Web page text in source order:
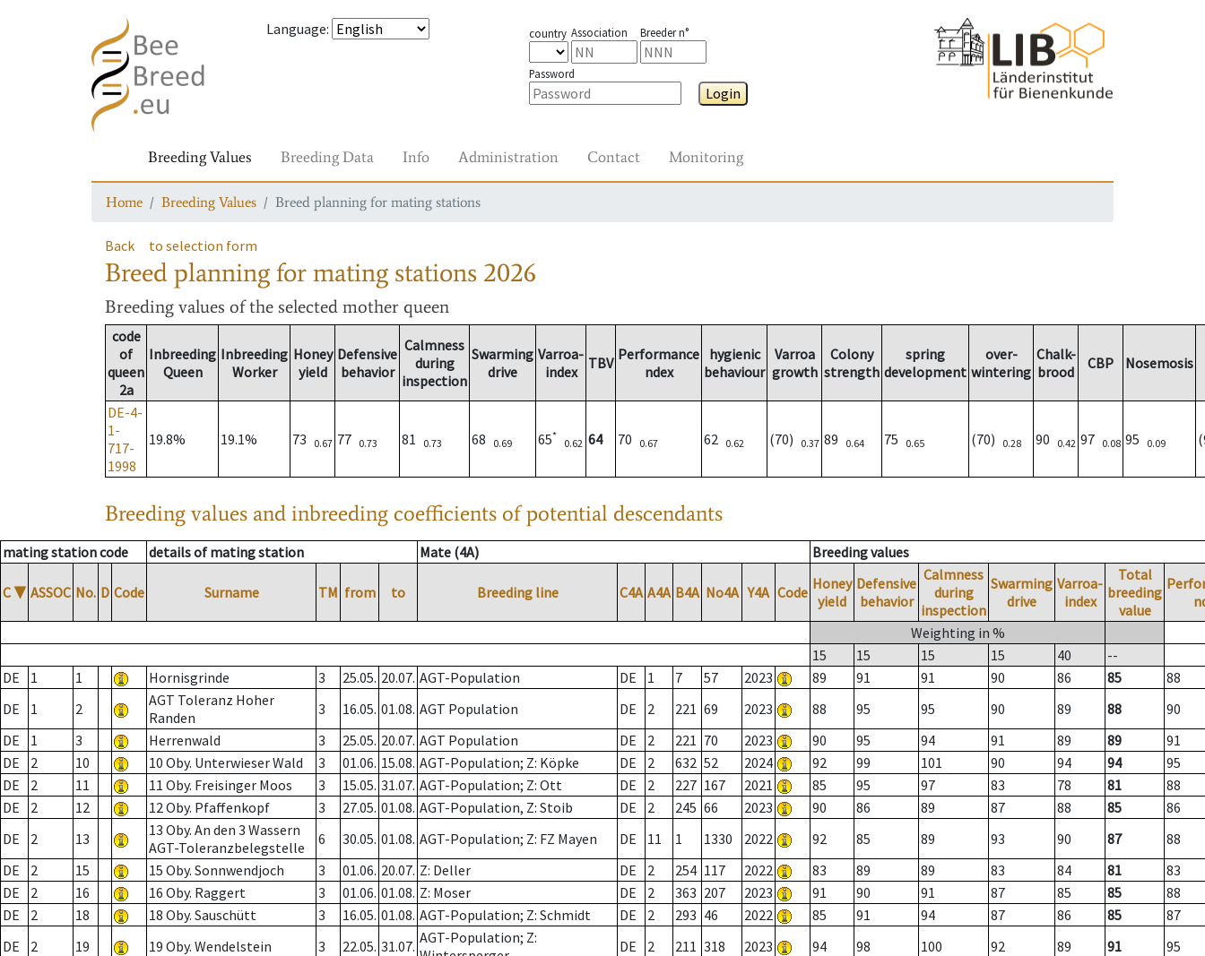
Language: country Association Breeder n°
Password
Login
Breeding Values Breeding Data Info Administration Contact Monitoring
Home Breeding Values Breed planning for mating stations
Back to selection form
Breed planning for mating stations 2026
Breeding values of the selected mother queen
code
of
queen
2a
Inbreeding
Queen
Inbreeding
Worker
Honey
yield
Defensive
behavior
Calmness
during
inspection
Swarming
drive
Varroa-
index
TBV Performance
ndex
hygienic
behaviour
Varroa
growth
Colony
strength
spring
development
over-
wintering
Chalk-
brood
CBP Nosemosis
DE-4-
1-
717-
1998
19.8% 19.1% 73 0.67 77 0.73 81 0.73 68 0.69 65*
0.62 64 70 0.67 62 0.62 (70) 0.37 89 0.64 75 0.65 (70) 0.28 90 0.42 97 0.08 95 0.09
Breeding values and inbreeding coefficients of potential descendants
mating station code details of mating station Mate (4A) Breeding values
C ▼ ASSOC No. D Code Surname TM from to Breeding line C4A A4A B4A No4A Y4A Code Honey
yield
Defensive
behavior
Calmness
during
inspection
Swarming
drive
Varroa-
index
Total
breeding
value
Weighting in %
15
15 15 15 40
--
DE
1 1 Hornisgrinde 3 25.05. 20.07. AGT-Population DE 1 7 57 2023 89 91 91 90 86 85
88
DE
1 2
AGT Toleranz Hoher
Randen
3 16.05. 01.08. AGT Population DE 2 221 69 2023 88 95 95 90 89 88
90
DE
1 3 Herrenwald 3 25.05. 20.07. AGT Population DE 2 221 70 2023 90 95 94 91 89 89
91
DE
2 10 10 Oby. Unterwieser Wald 3 01.06. 15.08. AGT-Population; Z: Köpke DE 2 632 52 2024 92 99 101 90 94 94
95
DE
2 11 11 Oby. Freisinger Moos 3 15.05. 31.07. AGT-Population; Z: Ott DE 2 227 167 2021 85 95 97 83 78 81
88
DE
2 12 12 Oby. Pfaffenkopf 3 27.05. 01.08. AGT-Population, Z: Stoib DE 2 245 66 2023 90 86 89 87 88 85
86
DE
2 13
13 Oby. An den 3 Wassern
AGT-Toleranzbelegstelle
6 30.05. 01.08. AGT-Population; Z: FZ Mayen DE 11 1 1330 2022 92 85 89 93 90 87
88
DE
2 15 15 Oby. Sonnwendjoch 3 01.06. 20.07. Z: Deller DE 2 254 117 2022 83 89 89 83 84 81
83
DE
2 16 16 Oby. Raggert 3 01.06. 01.08. Z: Moser DE 2 363 207 2023 91 90 91 87 85 85
88
DE
2 18 18 Oby. Sauschütt 3 16.05. 01.08. AGT-Population; Z: Schmidt DE 2 293 46 2022 85 91 94 87 86 85
87
DE
2 19 19 Oby. Wendelstein 3 22.05. 31.07. AGT-Population; Z:
DE 2 211 318 2023 94 98 100 92 89 91 95